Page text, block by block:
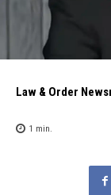
Law & Order
1 min.